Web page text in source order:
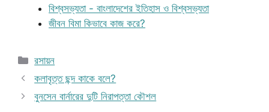
বিশ্বসভ্যতা - বাংলাদেশের ইতিহাস ও বিশ্বসভ্যতা
জীবন বিমা কিভাবে কাজ করে?
Categories
রসায়ন
কলাবৃত্ত ছন্দ কাকে বলে?
বুনসেন বার্নারের দুটি নিরাপত্তা কৌশল